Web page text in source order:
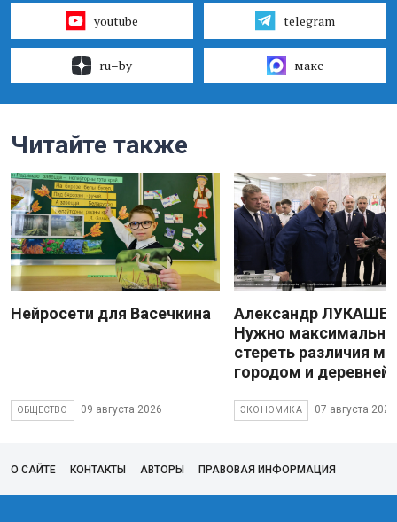
youtube telegram
ru–by макс
Читайте также
Нейросети для Васечкина
ОБЩЕСТВО 09 августа 2026
Александр
Нужно максимально
стереть различия
городом и деревней
ЭКОНОМИКА 07 августа 2026
О САЙТЕ КОНТАКТЫ АВТОРЫ ПРАВОВАЯ ИНФОРМАЦИЯ